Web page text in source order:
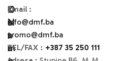
O
N
A
M
K
A
T
A
Email :
info@dmf.ba
promo@dmf.ba
TEL/FAX : +387 35 250 111